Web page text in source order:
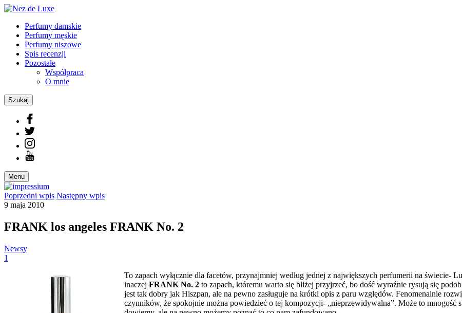
Perfumy damskie
Perfumy męskie
Perfumy niszowe
Spis recenzji
Pozostałe
Współpraca
O mnie
Szukaj
Menu
Poprzedni wpis Następny wpis
9 maja 2010
FRANK los angeles FRANK No. 2
Newsy
1
To zapach wyłącznie dla facetów, przynajmniej według jednej z największych perfumerii na świecie-
inaczej FRANK No. 2 to zapach, któremu warto się bliżej przyjrzeć, bo dość wyraźnie rysują się
jest tak dobry jak Hiszpan, ale na pewno zasługuje na krótki opis z paru względów. Fenomenalnie
czynników, że spokojnie można powiedzieć o tej kompozycji- „nieprzewidywalna”. Może to mnogość